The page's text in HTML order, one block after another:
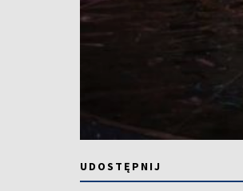
UDOSTĘPNIJ